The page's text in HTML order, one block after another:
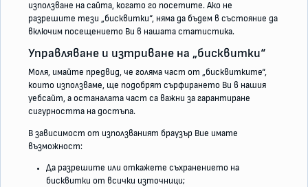
използване на сайта, когато го посетите. Ако не
разрешите тези „бисквитки“, няма да бъдем в състояние да
включим посещението Ви в нашата статистика.
Управляване и изтриване на „бисквитки“
Моля, имайте предвид, че голяма част от „бисквитките“,
които използваме, ще подобрят сърфирането Ви в нашия
уебсайт, а останалата част са важни за гарантиране
сигурността на достъпа.
В зависимост от използваният браузър Вие имате
възможност:
Да разрешите или откажете съхранението на
бисквитки от всички източници;